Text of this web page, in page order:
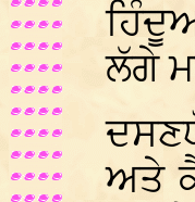
ਲੱਗੇ
ਅਤੇ